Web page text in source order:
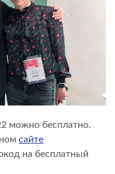
можно бесплатно.
сайте
на бесплатный